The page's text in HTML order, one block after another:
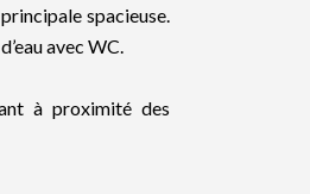
spacieuse.
avec WC.
à proximité des